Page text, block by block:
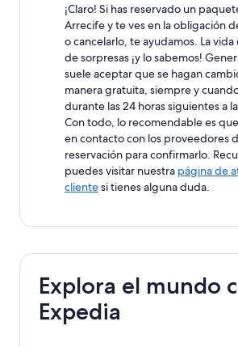
¡Claro! Si has reservado un
Arrecife y te ves en la obligación
o cancelarlo, te ayudamos. La vida
de sorpresas ¡y lo sabemos!
suele aceptar que se hagan
manera gratuita, siempre y
durante las 24 horas siguientes a
Con todo, lo recomendable es
en contacto con los proveedores
reservación para confirmarlo.
puedes visitar nuestra página de
clientesi tienes alguna duda.
Explora el mundo
Expedia